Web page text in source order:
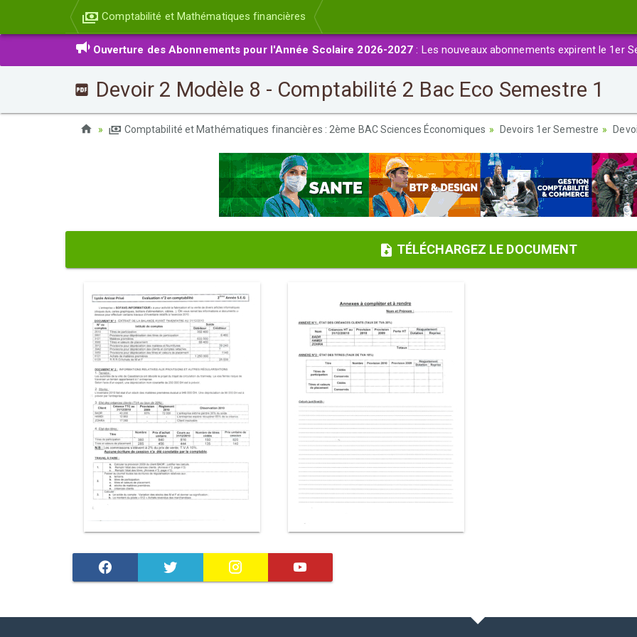
Comptabilité et Mathématiques financières
Ouverture des Abonnements pour l'Année Scolaire 2026-2027 : Les nouveaux abonnements expirent le 1er
Devoir 2 Modèle 8 - Comptabilité 2 Bac Eco Semestre 1
Comptabilité et Mathématiques financières : 2ème BAC Sciences Économiques Devoirs 1er Semestre
TÉLÉCHARGEZ LE DOCUMENT